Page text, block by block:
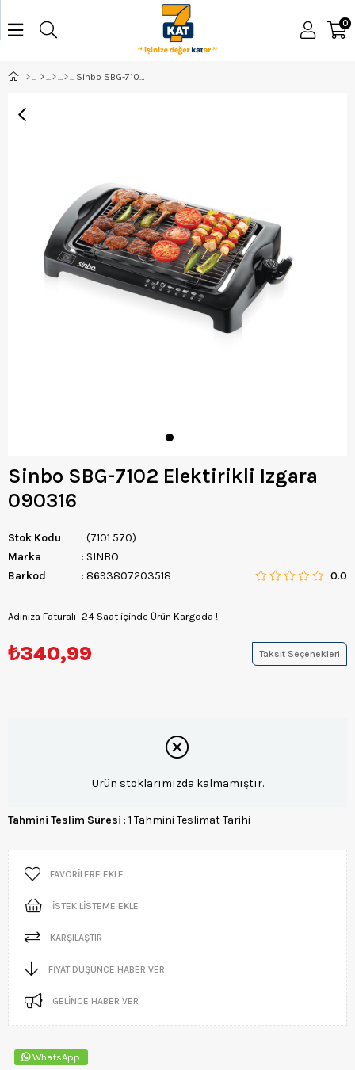
0
Sinbo SBG-7102 Elektirikli Izgara
090316
Stok Kodu
(7101 570)
Marka
: SINBO
Barkod
: 8693807203518 0.0
Adınıza Faturalı -24 Saat içinde Ürün Kargoda !
₺340,99 Taksit Seçenekleri
Ürün stoklarımızda kalmamıştır.
Tahmini Teslim Süresi : 1 Tahmini Teslimat Tarihi
FAVORILERE EKLE
İSTEK LISTEME EKLE
KARŞILAŞTIR
FIYAT DÜŞÜNCE HABER VER
GELINCE HABER VER
WhatsApp